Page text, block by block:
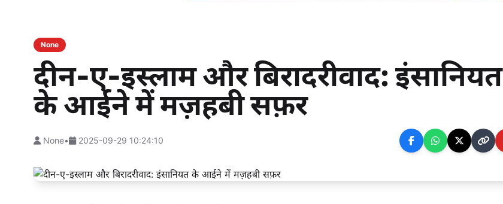
None
दीन-ए-इस्लाम और बिरादरीवाद: इंसानियत
के आईने में मज़हबी सफ़र
None• 2025-09-29 10:24:10